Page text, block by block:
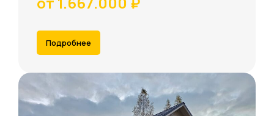
Подробнее